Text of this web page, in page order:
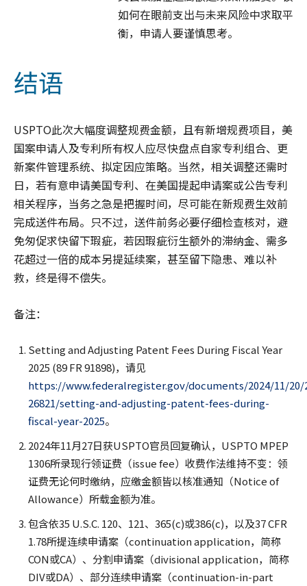
如何在眼前支出与未来风险中求取平
衡，申请人要谨慎思考。
结语
USPTO此次大幅度调整规费金额，且有新增规费项目，美
国案申请人及专利所有权人应尽快盘点自家专利组合、更
新案件管理系统、拟定因应策略。当然，相关调整还需时
日，若有意申请美国专利、在美国提起申请案或公告专利
相关程序，当务之急是把握时间，尽可能在新规费生效前
完成送件布局。只不过，送件前务必要仔细检查核对，避
免匆促求快留下瑕疵，若因瑕疵衍生额外的滞纳金、需多
花超过一倍的成本另提延续案，甚至留下隐患、难以补
救，终是得不偿失。
备注：
Setting and Adjusting Patent Fees During Fiscal Year
2025 (89 FR 91898)，请见
https://www.federalregister.gov/documents/2024/11/20/
26821/setting-and-adjusting-patent-fees-during-
fiscal-year-2025。
2024年11月27日获USPTO官员回复确认，USPTO MPEP
1306所录现行领证费（issue fee）收费作法维持不变：领
证费无论何时缴纳，应缴金额皆以核准通知（Notice of
Allowance）所载金额为准。
包含依35 U.S.C. 120、121、365(c)或386(c)，以及37 CFR
1.78所提连续申请案（continuation application，简称
CON或CA）、分割申请案（divisional application，简称
DIV或DA）、部分连续申请案（continuation-in-part